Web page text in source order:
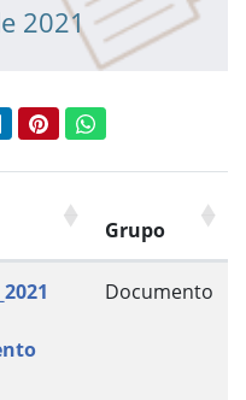
2021
LinkedInPinterestWhatsApp
Grupo
Documento